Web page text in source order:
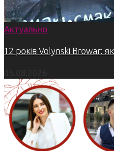
Актуально
12 років Volynski Browar: як